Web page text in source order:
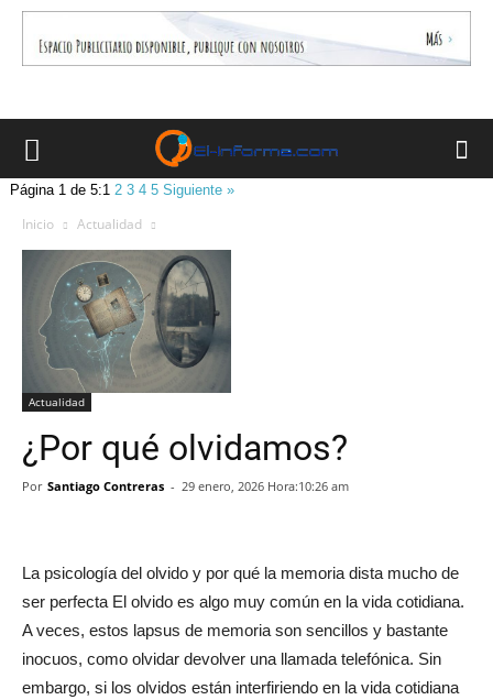
Página 1 de 5:12 3 4 5 Siguiente »
Inicio Actualidad
Actualidad
¿Por qué olvidamos?
Por Santiago Contreras - 29 enero, 2026 Hora:10:26 am
La psicología del olvido y por qué la memoria dista mucho de
ser perfecta El olvido es algo muy común en la vida cotidiana.
A veces, estos lapsus de memoria son sencillos y bastante
inocuos, como olvidar devolver una llamada telefónica. Sin
embargo, si los olvidos están interfiriendo en la vida cotidiana